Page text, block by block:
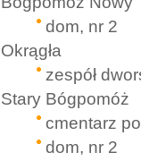
dom, nr 2
Okrągła
zespół
Stary Bógpomóż
cmentarz
dom, nr 2